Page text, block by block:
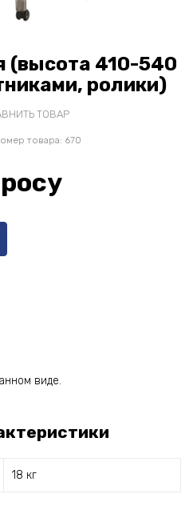
(высота 410-540
ролики)
ТОВАР
товара: 670
виде.
18 кг